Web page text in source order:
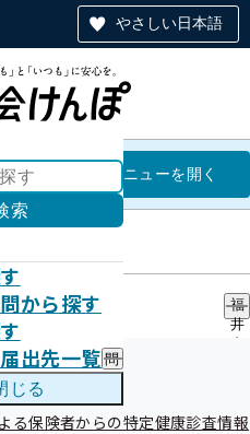
やさしい日本語
す
索
から探す
出先一覧 問
い
わ
じる
福井支部
メニューを開く
案内
福
井
診
い
る保険者からの特定健康診査情報
向けた包括的連